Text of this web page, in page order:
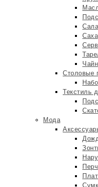
Столовые
Текстиль
Мода